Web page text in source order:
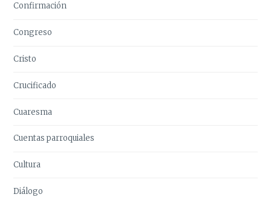
Confirmación
Congreso
Cristo
Crucificado
Cuaresma
Cuentas parroquiales
Cultura
Diálogo